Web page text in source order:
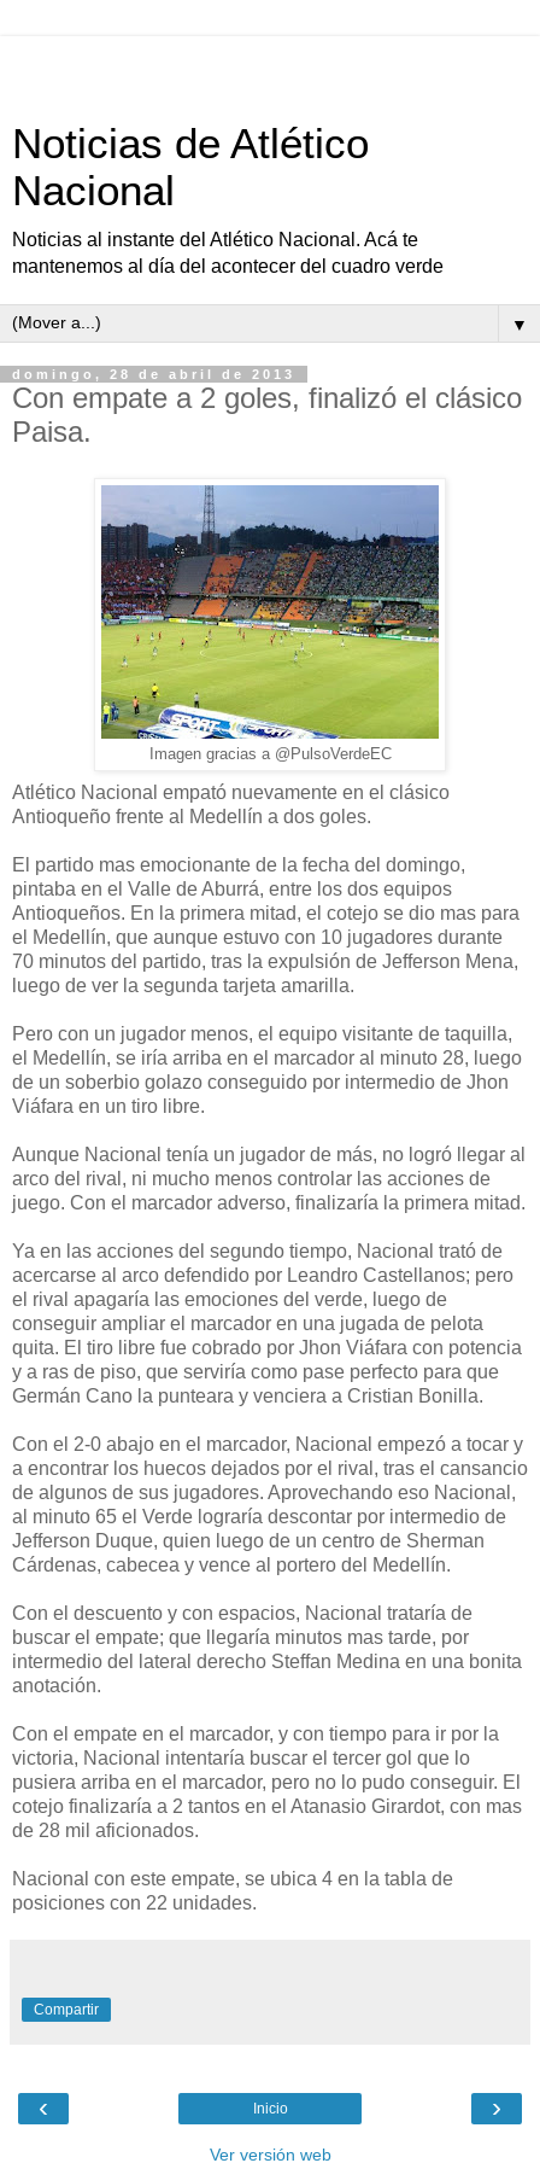
Noticias de Atlético
Nacional
Noticias al instante del Atlético Nacional. Acá te
mantenemos al día del acontecer del cuadro verde
▼
domingo, 28 de abril de 2013
Con empate a 2 goles, finalizó el clásico
Paisa.
Imagen gracias a @PulsoVerdeEC
Atlético Nacional empató nuevamente en el clásico
Antioqueño frente al Medellín a dos goles.
El partido mas emocionante de la fecha del domingo,
pintaba en el Valle de Aburrá, entre los dos equipos
Antioqueños. En la primera mitad, el cotejo se dio mas para
el Medellín, que aunque estuvo con 10 jugadores durante
70 minutos del partido, tras la expulsión de Jefferson Mena,
luego de ver la segunda tarjeta amarilla.
Pero con un jugador menos, el equipo visitante de taquilla,
el Medellín, se iría arriba en el marcador al minuto 28, luego
de un soberbio golazo conseguido por intermedio de Jhon
Viáfara en un tiro libre.
Aunque Nacional tenía un jugador de más, no logró llegar al
arco del rival, ni mucho menos controlar las acciones de
juego. Con el marcador adverso, finalizaría la primera mitad.
Ya en las acciones del segundo tiempo, Nacional trató de
acercarse al arco defendido por Leandro Castellanos; pero
el rival apagaría las emociones del verde, luego de
conseguir ampliar el marcador en una jugada de pelota
quita. El tiro libre fue cobrado por Jhon Viáfara con potencia
y a ras de piso, que serviría como pase perfecto para que
Germán Cano la punteara y venciera a Cristian Bonilla.
Con el 2-0 abajo en el marcador, Nacional empezó a tocar y
a encontrar los huecos dejados por el rival, tras el cansancio
de algunos de sus jugadores. Aprovechando eso Nacional,
al minuto 65 el Verde lograría descontar por intermedio de
Jefferson Duque, quien luego de un centro de Sherman
Cárdenas, cabecea y vence al portero del Medellín.
Con el descuento y con espacios, Nacional trataría de
buscar el empate; que llegaría minutos mas tarde, por
intermedio del lateral derecho Steffan Medina en una bonita
anotación.
Con el empate en el marcador, y con tiempo para ir por la
victoria, Nacional intentaría buscar el tercer gol que lo
pusiera arriba en el marcador, pero no lo pudo conseguir. El
cotejo finalizaría a 2 tantos en el Atanasio Girardot, con mas
de 28 mil aficionados.
Nacional con este empate, se ubica 4 en la tabla de
posiciones con 22 unidades.
Compartir
‹ ›
Inicio
Ver versión web